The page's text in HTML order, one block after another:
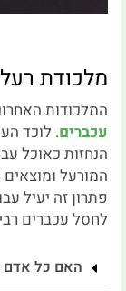
מלכודת רעל
המלכודות
עכברים. לוכד
הנחזות כאוכל
המורעל
פתרון זה יעיל
לחסל עכברים
האם כל אדם